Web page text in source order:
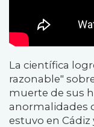
La científica
razonable"
muerte de sus
anormalidades
estuvo en